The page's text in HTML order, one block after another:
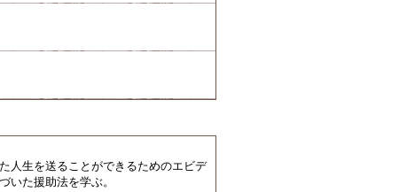
人生を送ることができるためのエビデ
いた援助法を学ぶ。